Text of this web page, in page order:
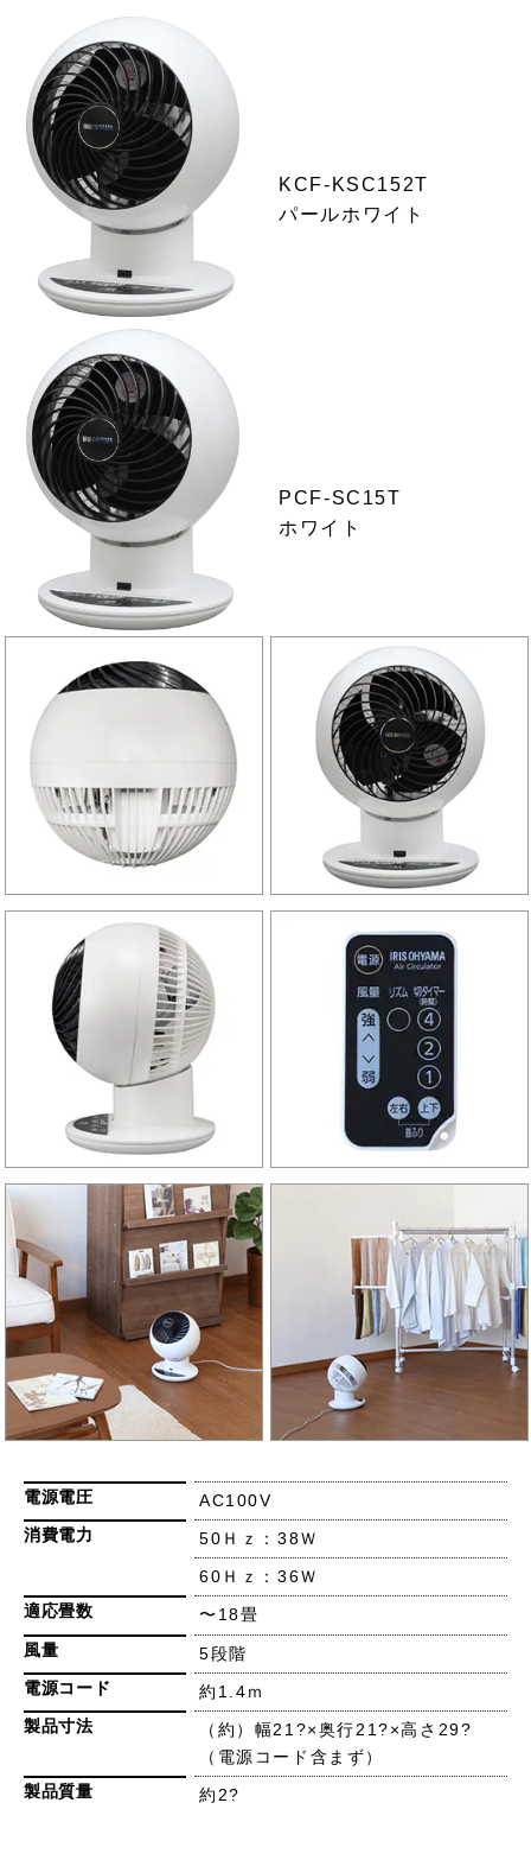
KCF-KSC152T
パールホワイト
PCF-SC15T
ホワイト
電源電圧
AC100V
消費電力
50Ｈｚ：38Ｗ
60Ｈｚ：36Ｗ
適応畳数
〜18畳
風量
5段階
電源コード
約1.4ｍ
製品寸法
（約）幅21?×奥行21?×高さ29?
（電源コード含まず）
製品質量
約2?